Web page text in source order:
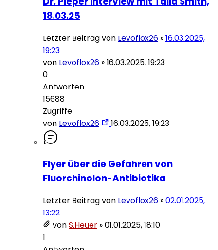
18.03.25
Letzter Beitrag von Levoflox26 »16.03.2025,
19:23
von Levoflox26 »16.03.2025, 19:23
0
Antworten
15688
Zugriffe
von Levoflox26 16.03.2025, 19:23
Flyer über die Gefahren von
Fluorchinolon-Antibiotika
Letzter Beitrag von Levoflox26 »02.01.2025,
13:22
vonS.Heuer »01.01.2025, 18:10
1